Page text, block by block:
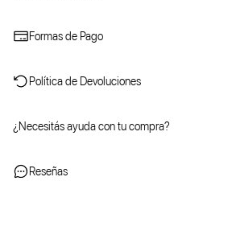
Formas de Pago
Política de Devoluciones
¿Necesitás ayuda con tu compra?
Reseñas